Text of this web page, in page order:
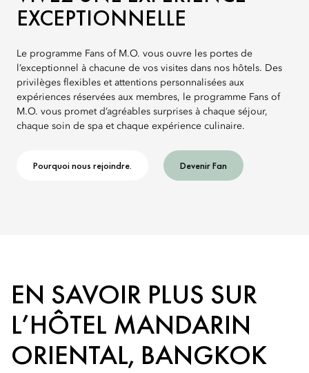
EXCEPTIONNELLE
Le programme Fans of M.O. vous ouvre les portes de
l’exceptionnel à chacune de vos visites dans nos hôtels. Des
privilèges flexibles et attentions personnalisées aux
expériences réservées aux membres, le programme Fans of
M.O. vous promet d’agréables surprises à chaque séjour,
chaque soin de spa et chaque expérience culinaire.
Pourquoi nous rejoindre. Devenir Fan
EN SAVOIR PLUS SUR
L’HÔTEL MANDARIN
ORIENTAL, BANGKOK